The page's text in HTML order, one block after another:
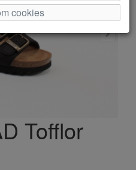
Tofflor
cookies